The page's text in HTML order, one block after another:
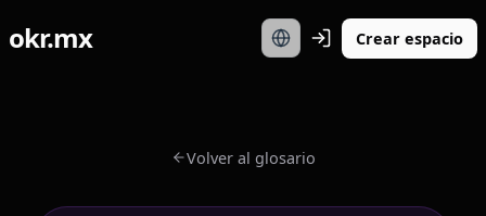
okr.mx Crear espacio
Volver al glosario